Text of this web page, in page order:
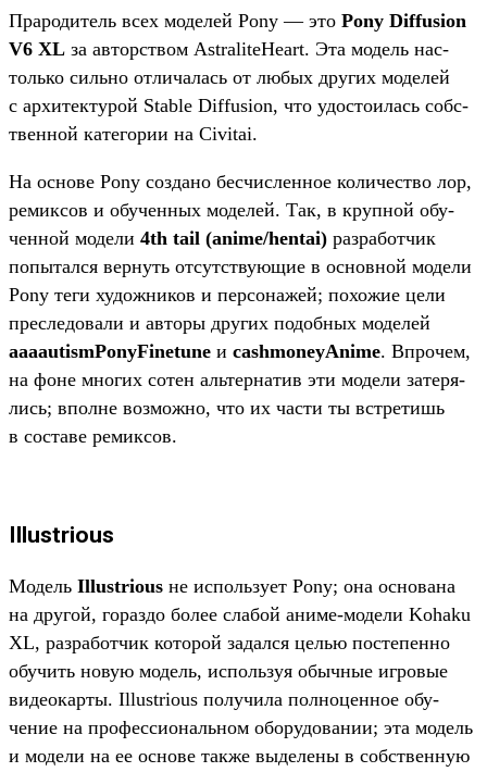
Пра­роди­тель всех моделей Pony — это Pony Diffusion
V6 XL за авторс­твом AstraliteHeart. Эта модель нас­
толь­ко силь­но отли­чалась от любых дру­гих моделей
с архи­тек­турой Stable Diffusion, что удос­тоилась собс­
твен­ной катего­рии на Civitai.
На осно­ве Pony соз­дано бес­числен­ное количес­тво лор,
ремик­сов и обу­чен­ных моделей. Так, в круп­ной обу­
чен­ной модели 4th tail (anime/hentai) раз­работ­чик
попытал­ся вер­нуть отсутс­тву­ющие в основной модели
Pony теги худож­ников и пер­сонажей; похожие цели
прес­ледова­ли и авто­ры дру­гих подоб­ных моделей
aaaautismPonyFinetune и cashmoneyAnime. Впро­чем,
на фоне мно­гих сотен аль­тер­натив эти модели затеря­
лись; впол­не воз­можно, что их час­ти ты встре­тишь
в сос­таве ремик­сов.
Illustrious
Мо­дель Illustrious не исполь­зует Pony; она осно­вана
на дру­гой, гораз­до более сла­бой ани­ме‑модели Kohaku
XL, раз­работ­чик которой задал­ся целью пос­тепен­но
обу­чить новую модель, исполь­зуя обыч­ные игро­вые
виде­окар­ты. Illustrious получи­ла пол­ноцен­ное обу­
чение на про­фес­сиональ­ном обо­рудо­вании; эта модель
и модели на ее осно­ве так­же выделе­ны в собс­твен­ную